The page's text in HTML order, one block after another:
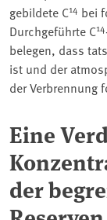
gebildete C14 bei
Durchgeführte C14
belegen, dass
ist und der
der Verbrennung
Eine
der